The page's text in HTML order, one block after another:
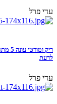
עדי פרל
ריק
לדעת
עדי פרל